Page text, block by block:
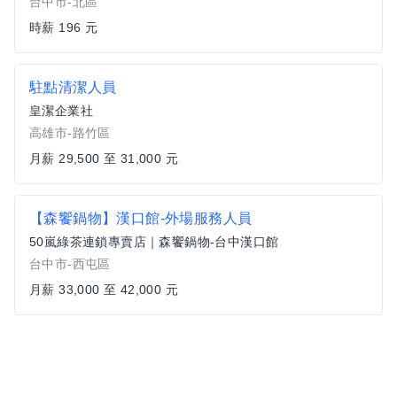
時薪 196 元
駐點清潔人員
皇潔企業社
高雄市-路竹區
月薪 29,500 至 31,000 元
【森饗鍋物】漢口館-外場服務人員
50嵐綠茶連鎖專賣店｜森饗鍋物-台中漢口館
台中市-西屯區
月薪 33,000 至 42,000 元